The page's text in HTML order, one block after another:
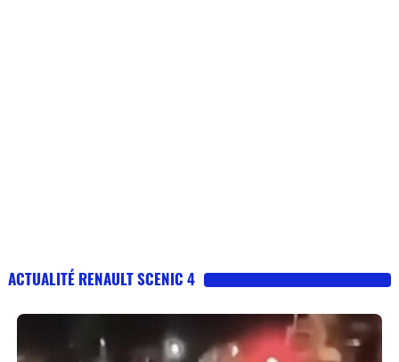
ACTUALITÉ RENAULT SCENIC 4